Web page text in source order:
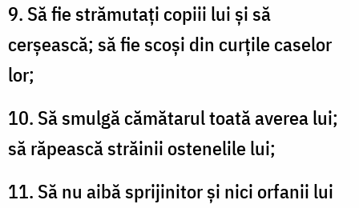
9. Să fie strămutați copiii lui și să
cerșească; să fie scoși din curțile caselor
lor;
10. Să smulgă cămătarul toată averea lui;
să răpească străinii ostenelile lui;
11. Să nu aibă sprijinitor și nici orfanii lui